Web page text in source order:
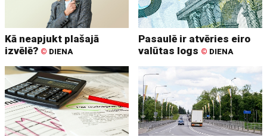
Kā neapjukt plašajā
izvēlē? © DIENA
Pasaulē ir atvēries eiro
valūtas logs © DIENA